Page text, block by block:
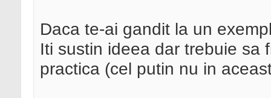
Daca te-ai gandit la un
Iti sustin ideea dar trebuie sa
practica (cel putin nu in